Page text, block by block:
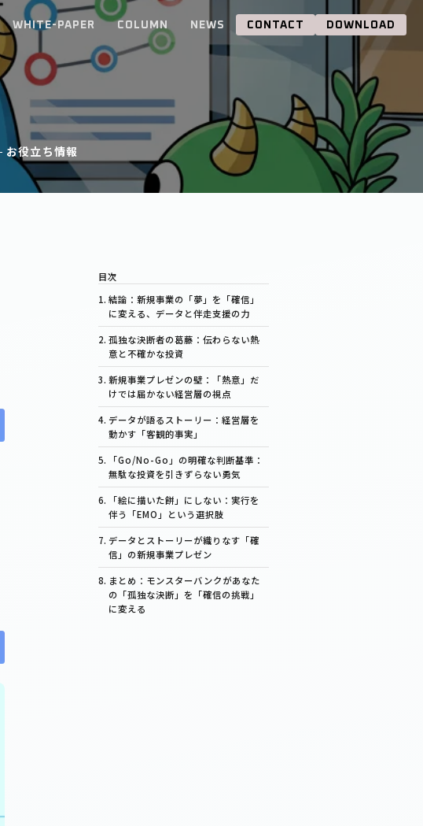
WHITE-PAPER COLUMN NEWS CONTACT DOWNLOAD
お役立ち情報
結論：新規事業の「夢」を「確信」
に変える、データと伴走支援の力
孤独な決断者の葛藤：伝わらない熱
意と不確かな投資
新規事業プレゼンの壁：「熱意」だ
けでは届かない経営層の視点
データが語るストーリー：経営層を
動かす「客観的事実」
「Go/No-Go」の明確な判断基準：
無駄な投資を引きずらない勇気
「絵に描いた餅」にしない：実行を
伴う「EMO」という選択肢
データとストーリーが織りなす「確
信」の新規事業プレゼン
まとめ：モンスターバンクがあなた
の「孤独な決断」を「確信の挑戦」
に変える